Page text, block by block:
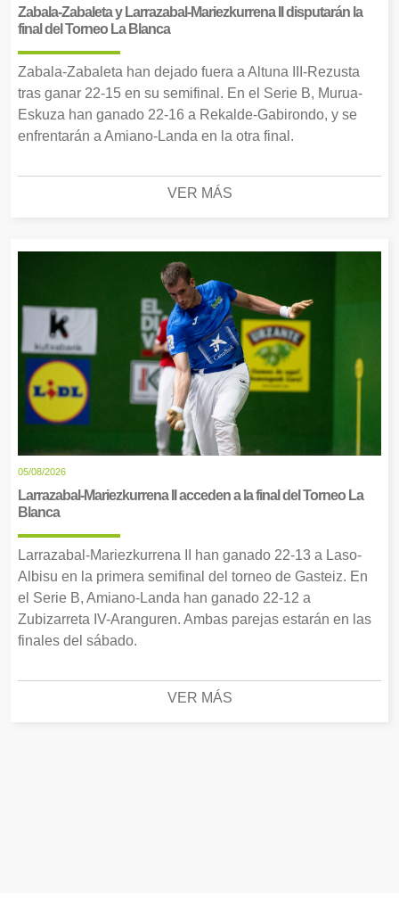
Zabala-Zabaleta y Larrazabal-Mariezkurrena II disputarán la
final del Torneo La Blanca
Zabala-Zabaleta han dejado fuera a Altuna III-Rezusta
tras ganar 22-15 en su semifinal. En el Serie B, Murua-
Eskuza han ganado 22-16 a Rekalde-Gabirondo, y se
enfrentarán a Amiano-Landa en la otra final.
VER MÁS
05/08/2026
Larrazabal-Mariezkurrena II acceden a la final del Torneo La
Blanca
Larrazabal-Mariezkurrena II han ganado 22-13 a Laso-
Albisu en la primera semifinal del torneo de Gasteiz. En
el Serie B, Amiano-Landa han ganado 22-12 a
Zubizarreta IV-Aranguren. Ambas parejas estarán en las
finales del sábado.
VER MÁS